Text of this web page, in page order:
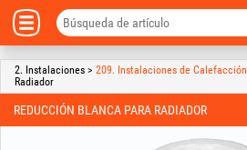
2. Instalaciones > 209. Instalaciones de Calefacción
Radiador
REDUCCIÓN BLANCA PARA RADIADOR